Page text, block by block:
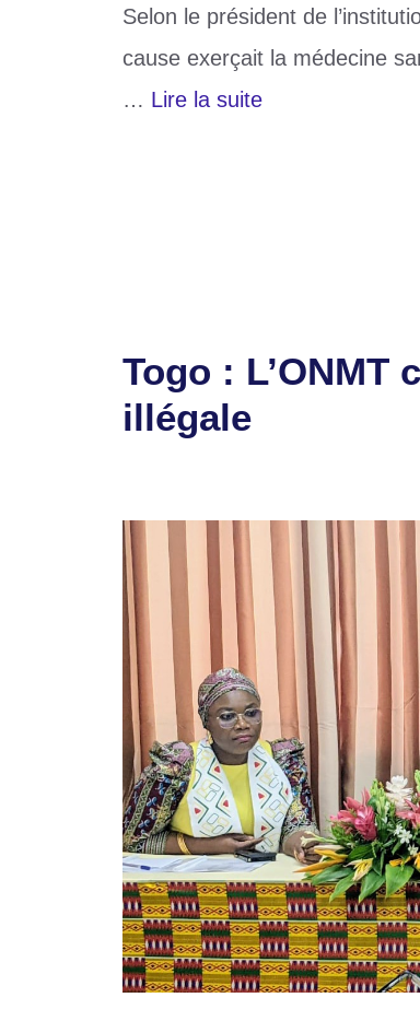
Selon le président de
cause exerçait la médecine
… Lire la suite
Togo :
illégale